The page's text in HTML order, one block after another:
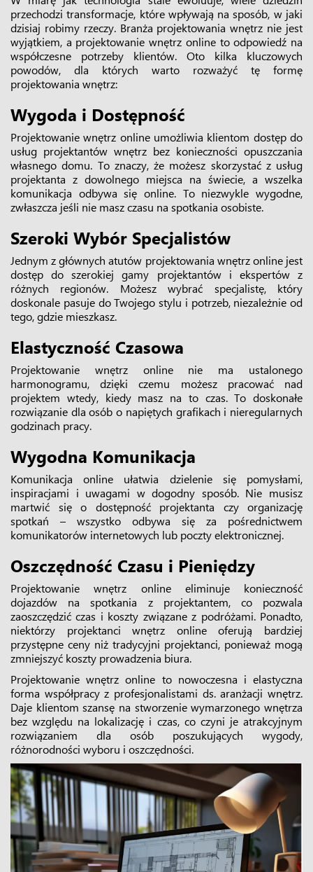
przechodzi transformacje, które wpływają na sposób, w jaki
dzisiaj robimy rzeczy. Branża projektowania wnętrz nie jest
wyjątkiem, a projektowanie wnętrz online to odpowiedź na
współczesne potrzeby klientów. Oto kilka kluczowych
powodów, dla których warto rozważyć tę formę
projektowania wnętrz:
Wygoda i Dostępność
Projektowanie wnętrz online umożliwia klientom dostęp do
usług projektantów wnętrz bez konieczności opuszczania
własnego domu. To znaczy, że możesz skorzystać z usług
projektanta z dowolnego miejsca na świecie, a wszelka
komunikacja odbywa się online. To niezwykle wygodne,
zwłaszcza jeśli nie masz czasu na spotkania osobiste.
Szeroki Wybór Specjalistów
Jednym z głównych atutów projektowania wnętrz online jest
dostęp do szerokiej gamy projektantów i ekspertów z
różnych regionów. Możesz wybrać specjalistę, który
doskonale pasuje do Twojego stylu i potrzeb, niezależnie od
tego, gdzie mieszkasz.
Elastyczność Czasowa
Projektowanie wnętrz online nie ma ustalonego
harmonogramu, dzięki czemu możesz pracować nad
projektem wtedy, kiedy masz na to czas. To doskonałe
rozwiązanie dla osób o napiętych grafikach i nieregularnych
godzinach pracy.
Wygodna Komunikacja
Komunikacja online ułatwia dzielenie się pomysłami,
inspiracjami i uwagami w dogodny sposób. Nie musisz
martwić się o dostępność projektanta czy organizację
spotkań – wszystko odbywa się za pośrednictwem
komunikatorów internetowych lub poczty elektronicznej.
Oszczędność Czasu i Pieniędzy
Projektowanie wnętrz online eliminuje konieczność
dojazdów na spotkania z projektantem, co pozwala
zaoszczędzić czas i koszty związane z podróżami. Ponadto,
niektórzy projektanci wnętrz online oferują bardziej
przystępne ceny niż tradycyjni projektanci, ponieważ mogą
zmniejszyć koszty prowadzenia biura.
Projektowanie wnętrz online to nowoczesna i elastyczna
forma współpracy z profesjonalistami ds. aranżacji wnętrz.
Daje klientom szansę na stworzenie wymarzonego wnętrza
bez względu na lokalizację i czas, co czyni je atrakcyjnym
rozwiązaniem dla osób poszukujących wygody,
różnorodności wyboru i oszczędności.